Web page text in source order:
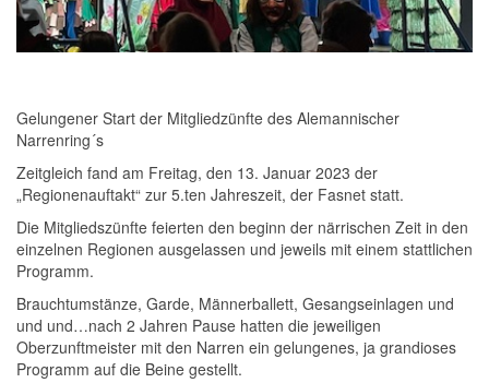
Gelungener Start der Mitgliedzünfte des Alemannischer
Narrenring´s
Zeitgleich fand am Freitag, den 13. Januar 2023 der
„Regionenauftakt“ zur 5.ten Jahreszeit, der Fasnet statt.
Die Mitgliedszünfte feierten den beginn der närrischen Zeit in den
einzelnen Regionen ausgelassen und jeweils mit einem stattlichen
Programm.
Brauchtumstänze, Garde, Männerballett, Gesangseinlagen und
und und…nach 2 Jahren Pause hatten die jeweiligen
Oberzunftmeister mit den Narren ein gelungenes, ja grandioses
Programm auf die Beine gestellt.